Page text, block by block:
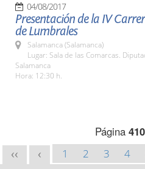
04/08/2017
Presentación de la IV
de Lumbrales
Salamanca (Salamanca)
Lugar: Sala de las Comarcas.
Salamanca
Hora: 12:30 h.
Página 410
<< < 1 2 3 4